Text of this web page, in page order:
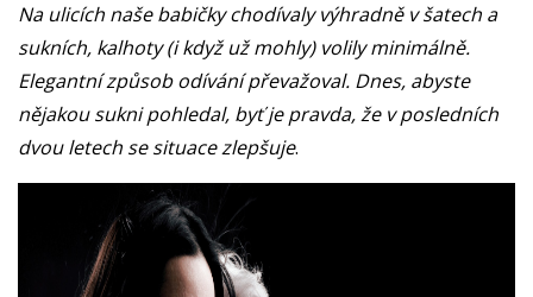
Na ulicích naše babičky chodívaly výhradně v šatech a
sukních, kalhoty (i když už mohly) volily minimálně.
Elegantní způsob odívání převažoval. Dnes, abyste
nějakou sukni pohledal, byť je pravda, že v posledních
dvou letech se situace zlepšuje.